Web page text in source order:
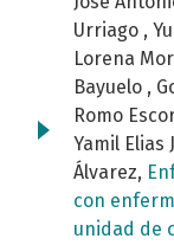
Urriago ,
Lorena
Bayuelo ,
Romo
Yamil Elias
Álvarez,
con
unidad de